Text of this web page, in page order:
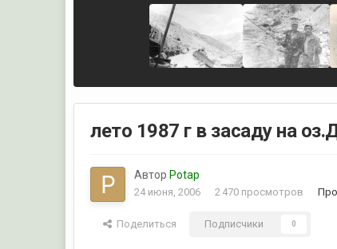
лето 1987 г в засаду на
Автор Potap
24 июня, 2006 2 470 просмотров
Поделиться Подписчики 0